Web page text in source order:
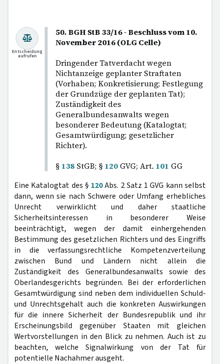
50. BGH StB 33/16 - Beschluss vom 10.
November 2016 (OLG Celle)
Dringender Tatverdacht wegen
Nichtanzeige geplanter Straftaten
(Vorhaben; Konkretisierung; Festlegung
der Grundzüge der geplanten Tat);
Zuständigkeit des
Generalbundesanwalts wegen
besonderer Bedeutung (Katalogtat;
Gesamtwürdigung; gesetzlicher
Richter).
§ 138 StGB; § 120 GVG; Art. 101 GG
Entscheidung
aufrufen
Eine Katalogtat des § 120Abs. 2 Satz 1 GVG kann selbst
dann, wenn sie nach Schwere oder Umfang erhebliches
Unrecht verwirklicht und daher staatliche
Sicherheitsinteressen in besonderer Weise
beeinträchtigt, wegen der damit einhergehenden
Bestimmung des gesetzlichen Richters und des Eingriffs
in die verfassungsrechtliche Kompetenzverteilung
zwischen Bund und Ländern nicht allein die
Zuständigkeit des Generalbundesanwalts sowie des
Oberlandesgerichts begründen. Bei der erforderlichen
Gesamtwürdigung sind neben dem individuellen Schuld-
und Unrechtsgehalt auch die konkreten Auswirkungen
für die innere Sicherheit der Bundesrepublik und ihr
Erscheinungsbild gegenüber Staaten mit gleichen
Wertvorstellungen in den Blick zu nehmen. Auch ist zu
beachten, welche Signalwirkung von der Tat für
potentielle Nachahmer ausgeht.